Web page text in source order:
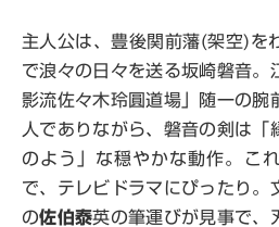
主人公は、豊後関前藩(架空)を
で浪々の日々を送る坂崎磐音。
影流佐々木玲圓道場」随一の腕
人でありながら、磐音の剣は「
のよう」な穏やかな動作。こ
で、テレビドラマにぴったり。
の佐伯泰英の筆運びが見事で、